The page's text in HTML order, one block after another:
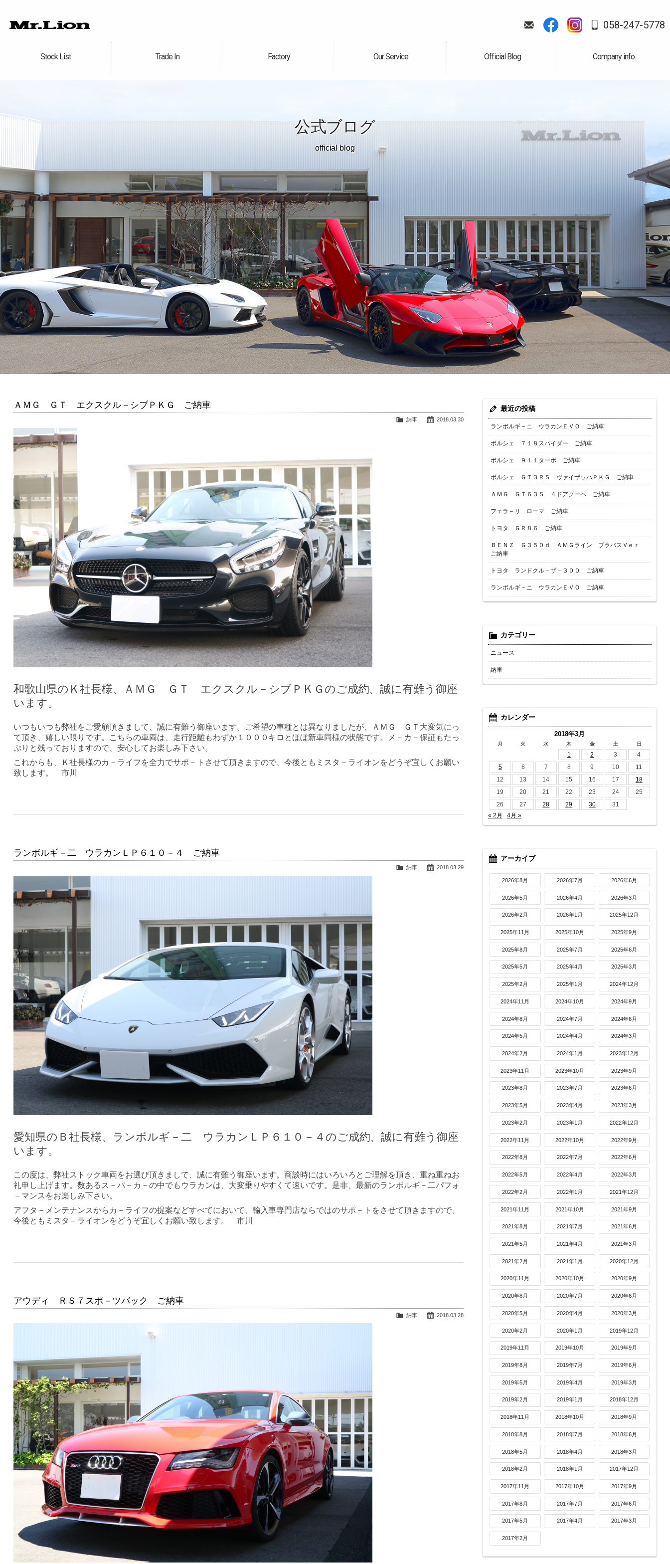
058-247-5778
Stock List
在庫車情報 Trade In
買取無料査定 Factory
自社工場 Our Service
サービス案内 Official Blog
公式ブログ Company info.
会社案内
公式ブログ
official blog
ＡＭＧ ＧＴ エクスクル－シブＰＫＧ ご納車
2018.03.30
納車
和歌山県のＫ社長様、ＡＭＧ ＧＴ エクスクル－シブＰＫＧのご成約、誠に有難う御座
います。
いつもいつも弊社をご愛顧頂きまして、誠に有難う御座います。ご希望の車種とは異なりましたが、ＡＭＧ ＧＴ大変気にっ
て頂き、嬉しい限りです。こちらの車両は、走行距離もわずか１０００キロとほぼ新車同様の状態です。メ－カ－保証もたっ
ぷりと残っておりますので、安心してお楽しみ下さい。
これからも、Ｋ社長様のカ－ライフを全力でサポ－トさせて頂きますので、今後ともミスタ－ライオンをどうぞ宜しくお願い
致します。 市川
ランボルギ－二 ウラカンＬＰ６１０－４ ご納車
2018.03.29
納車
愛知県のＢ社長様、ランボルギ－二 ウラカンＬＰ６１０－４のご成約、誠に有難う御座
います。
この度は、弊社ストック車両をお選び頂きまして、誠に有難う御座います。商談時にはいろいろとご理解を頂き、重ね重ねお
礼申し上げます。数あるス－パ－カ－の中でもウラカンは、大変乗りやすくて速いです。是非、最新のランボルギ－二パフォ
－マンスをお楽しみ下さい。
アフタ－メンテナンスからカ－ライフの提案などすべてにおいて、輸入車専門店ならではのサポ－トをさせて頂きますので、
今後ともミスタ－ライオンをどうぞ宜しくお願い致します。 市川
アウディ ＲＳ７スポ－ツバック ご納車
2018.03.28
納車
最近の投稿
ランボルギ－ニ ウラカンＥＶＯ ご納車
ポルシェ ７１８スパイダー ご納車
ポルシェ ９１１ターボ ご納車
ポルシェ ＧＴ３ＲＳ ヴァイザッハＰＫＧ ご納車
ＡＭＧ ＧＴ６３Ｓ ４ドアクーペ ご納車
フェラ－リ ローマ ご納車
トヨタ ＧＲ８６ ご納車
ＢＥＮＺ Ｇ３５０ｄ ＡＭＧライン ブラバスＶｅｒ
ご納車
トヨタ ランドクル－ザ－３００ ご納車
ランボルギ－ニ ウラカンＥＶＯ ご納車
カテゴリー
ニュース
納車
カレンダー
2018年3月
月 火 水 木 金 土 日
1 2 3
4
5
6 7 8 9 10
11
12
13 14 15 16 17
18
19
20 21 22 23 24
25
26
27 28 29 30
31
« 2月
4月 »
アーカイブ
2026年8月 2026年7月 2026年6月
2026年5月 2026年4月 2026年3月
2026年2月 2026年1月 2025年12月
2025年11月 2025年10月 2025年9月
2025年8月 2025年7月 2025年6月
2025年5月 2025年4月 2025年3月
2025年2月 2025年1月 2024年12月
2024年11月 2024年10月 2024年9月
2024年8月 2024年7月 2024年6月
2024年5月 2024年4月 2024年3月
2024年2月 2024年1月 2023年12月
2023年11月 2023年10月 2023年9月
2023年8月 2023年7月 2023年6月
2023年5月 2023年4月 2023年3月
2023年2月 2023年1月 2022年12月
2022年11月 2022年10月 2022年9月
2022年8月 2022年7月 2022年6月
2022年5月 2022年4月 2022年3月
2022年2月 2022年1月 2021年12月
2021年11月 2021年10月 2021年9月
2021年8月 2021年7月 2021年6月
2021年5月 2021年4月 2021年3月
2021年2月 2021年1月 2020年12月
2020年11月 2020年10月 2020年9月
2020年8月 2020年7月 2020年6月
2020年5月 2020年4月 2020年3月
2020年2月 2020年1月 2019年12月
2019年11月 2019年10月 2019年9月
2019年8月 2019年7月 2019年6月
2019年5月 2019年4月 2019年3月
2019年2月 2019年1月 2018年12月
2018年11月 2018年10月 2018年9月
2018年8月 2018年7月 2018年6月
2018年5月 2018年4月 2018年3月
2018年2月 2018年1月 2017年12月
2017年11月 2017年10月 2017年9月
2017年8月 2017年7月 2017年6月
2017年5月 2017年4月 2017年3月
2017年2月